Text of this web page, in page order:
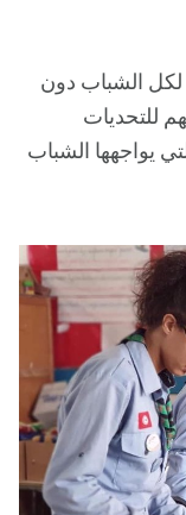
الشباب دون
لجائحة كوفيد-١٩ التي يواجهها الشباب